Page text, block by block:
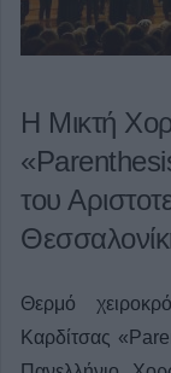
Η Μικτή
του
Θερμό
Καρδίτσας